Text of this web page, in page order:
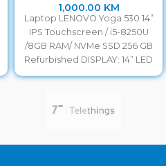
1,000.00 KM
Laptop LENOVO Yoga 530 14”
IPS Touchscreen / i5-8250U
/8GB RAM/ NVMe SSD 256 GB
Refurbished DISPLAY: 14” LED
Full